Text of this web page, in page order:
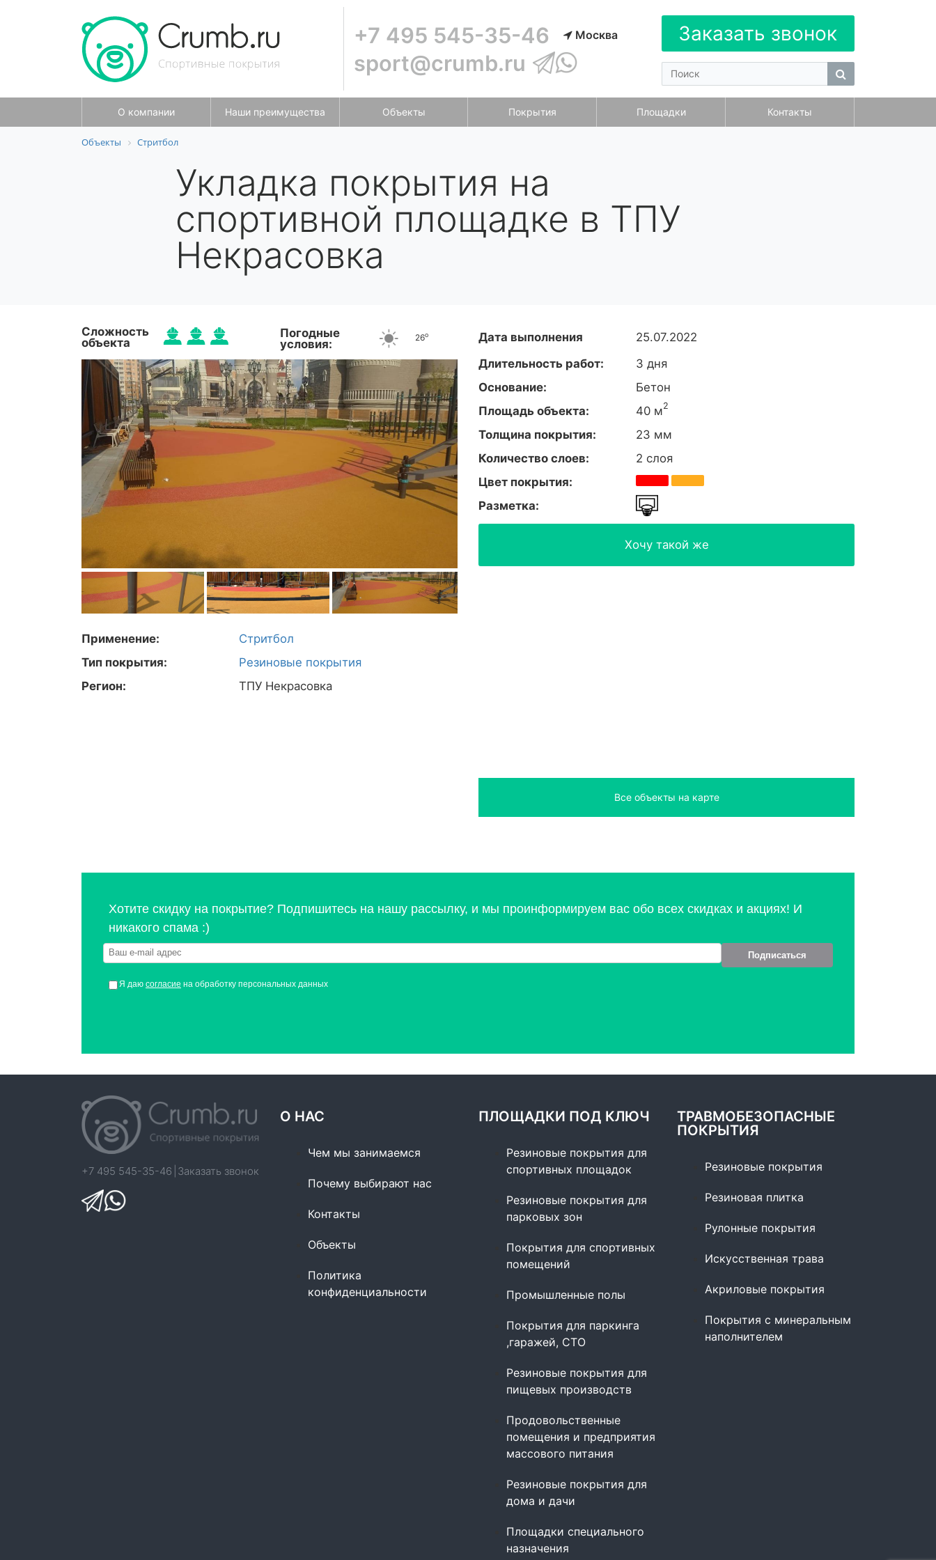
+7 495 545-35-46 Москва
sport@crumb.ru
Заказать звонок
О компании Наши преимущества Объекты Покрытия Площадки Контакты
Объекты Стритбол
Укладка покрытия на
спортивной площадке в ТПУ
Некрасовка
Сложность
объекта
Погодные
условия:
26o Дата выполнения
25.07.2022
Длительность работ:
3 дня
Основание:
Бетон
Площадь объекта:
40 м2
Толщина покрытия:
23 мм
Количество слоев:
2 слоя
Цвет покрытия:
Разметка:
Хочу такой же
Применение:
Стритбол
Тип покрытия:
Резиновые покрытия
Регион:
ТПУ Некрасовка
Все объекты на карте
Хотите скидку на покрытие? Подпишитесь на нашу рассылку, и мы проинформируем вас обо всех скидках и акциях! И
никакого спама :)
Подписаться
Я даю согласие на обработку персональных данных
+7 495 545-35-46 Заказать звонок
О НАС
Чем мы занимаемся
Почему выбирают нас
Контакты
Объекты
Политика
конфиденциальности
ПЛОЩАДКИ ПОД КЛЮЧ
Резиновые покрытия для
спортивных площадок
Резиновые покрытия для
парковых зон
Покрытия для спортивных
помещений
Промышленные полы
Покрытия для паркинга
,гаражей, СТО
Резиновые покрытия для
пищевых производств
Продовольственные
помещения и предприятия
массового питания
Резиновые покрытия для
дома и дачи
Площадки специального
назначения
ТРАВМОБЕЗОПАСНЫЕ
ПОКРЫТИЯ
Резиновые покрытия
Резиновая плитка
Рулонные покрытия
Искусственная трава
Акриловые покрытия
Покрытия с минеральным
наполнителем